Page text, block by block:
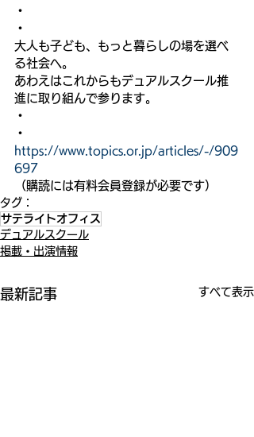
・
・
大人も子ども、もっと暮らしの場を選べ
る社会へ。
あわえはこれからもデュアルスクール推
進に取り組んで参ります。
・
・
https://www.topics.or.jp/articles/-/909
697
（購読には有料会員登録が必要です）
タグ：
サテライトオフィス
デュアルスクール
掲載・出演情報
最新記事 すべて表示